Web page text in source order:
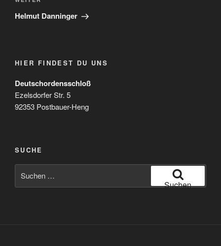
Beitrag
Helmut Danninger
HIER FINDEST DU UNS
Deutschordensschloß
Ezelsdorfer Str. 5
92353 Postbauer-Heng
SUCHE
nach:
Suchen